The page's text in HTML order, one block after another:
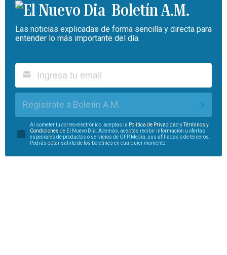
Boletín A.M.
Las noticias explicadas de forma sencilla y directa para
entender lo más importante del día.
Regístrate a Boletín A.M.
Al someter tu correo electrónico, aceptas la Política de Privacidad yTérminos y
Condiciones de El Nuevo Día. Además, aceptas recibir información u ofertas
especiales de productos o servicios de GFR Media, sus afiliadas o de terceros.
Podrás optar salirte de los boletines en cualquier momento.